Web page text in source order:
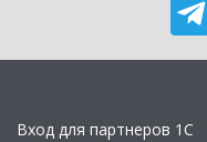
Вход для партнеров 1С